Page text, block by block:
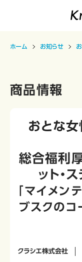
ホーム お知らせ
商品情報
おとな
総合福利
ット・
「マイメン
ブスクのコ
クラシエ株式会社